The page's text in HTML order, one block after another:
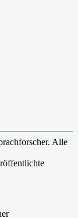
Alle